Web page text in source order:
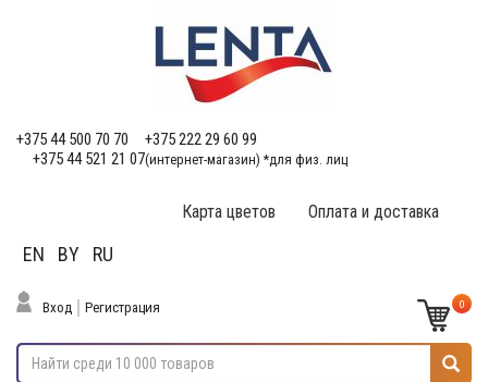
+375 44 500 70 70
+375 222 29 60 99
+375 44 521 21 07(интернет-магазин) *для физ. лиц
Оплата и доставка
Карта цветов
EN BY RU
Вход Регистрация 0